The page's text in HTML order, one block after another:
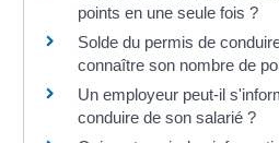
points en une seule fois ?
Solde du permis de
connaître son nombre de
Un employeur peut-il
conduire de son salarié ?